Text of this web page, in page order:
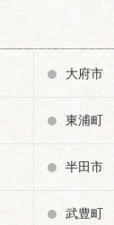
大府市
東浦町
半田市
武豊町